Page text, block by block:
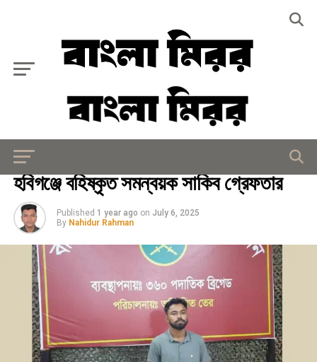
আইন - আদালত
হবিগঞ্জে বহিষ্কৃত সমন্বয়ক সাকিব গ্রেফতার
Published 1 year ago on July 6, 2025
By Nahidur Rahman